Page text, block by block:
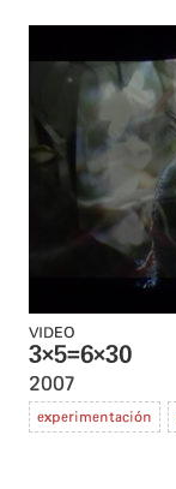
VIDEO
3×5=6×30
2007
experimentación